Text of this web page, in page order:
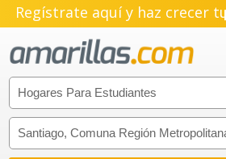
Regístrate aquí y haz crecer